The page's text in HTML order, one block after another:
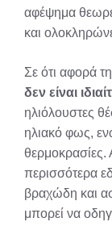
αφέψημα
και
Σε ότι αφορά
δεν είναι
ηλιόλουστες
ηλιακό φως,
θερμοκρασίες.
περισσότερα
βραχώδη και
μπορεί να